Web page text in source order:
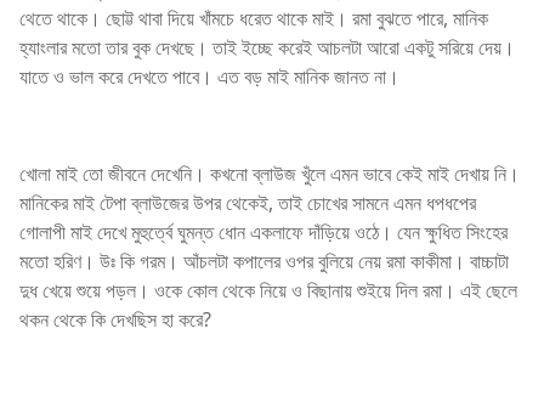
থেতে থাকে। ছোট্ট থাবা দিয়ে খাঁমচে ধরেত থাকে মাই। রমা বুঝতে পারে, মানিক
হ্যাংলার মতো তার বুক দেখছে। তাই ইচ্ছে করেই আচলটা আরো একটু সরিয়ে দেয়।
যাতে ও ভাল করে দেখতে পাবে। এত বড় মাই মানিক জানত না।
খোলা মাই তো জীবনে দেখেনি। কখনো ব্লাউজ খুঁলে এমন ভাবে কেই মাই দেখায় নি।
মানিকের মাই টেপা ব্লাউজের উপর থেকেই, তাই চোখের সামনে এমন ধপধপের
গোলাপী মাই দেখে মুহুর্ত্বে ঘুমন্ত ধোন একলাফে দাঁড়িয়ে ওঠে। যেন ক্ষুধিত সিংহের
মতো হরিণ। উঃ কি গরম। আঁচলটা কপালের ওপর বুলিয়ে নেয় রমা কাকীমা। বাচ্চাটা
দুধ খেয়ে শুয়ে পড়ল। ওকে কোল থেকে নিয়ে ও বিছানায় শুইয়ে দিল রমা। এই ছেলে
থকন থেকে কি দেখছিস হা করে?